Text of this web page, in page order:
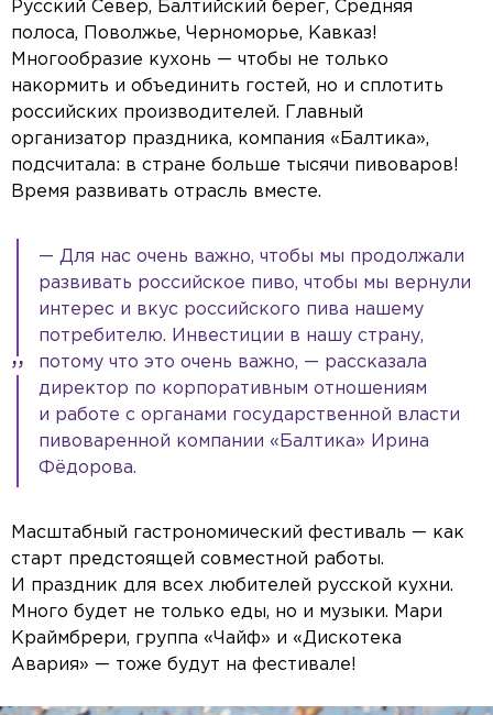
Русский Север, Балтийский берег, Средняя
полоса, Поволжье, Черноморье, Кавказ!
Многообразие кухонь — чтобы не только
накормить и объединить гостей, но и сплотить
российских производителей. Главный
организатор праздника, компания «Балтика»,
подсчитала: в стране больше тысячи пивоваров!
Время развивать отрасль вместе.
— Для нас очень важно, чтобы мы продолжали
развивать российское пиво, чтобы мы вернули
интерес и вкус российского пива нашему
потребителю. Инвестиции в нашу страну,
потому что это очень важно, — рассказала
директор по корпоративным отношениям
и работе с органами государственной власти
пивоваренной компании «Балтика» Ирина
Фёдорова.
Масштабный гастрономический фестиваль — как
старт предстоящей совместной работы.
И праздник для всех любителей русской кухни.
Много будет не только еды, но и музыки. Мари
Краймбрери, группа «Чайф» и «Дискотека
Авария» — тоже будут на фестивале!